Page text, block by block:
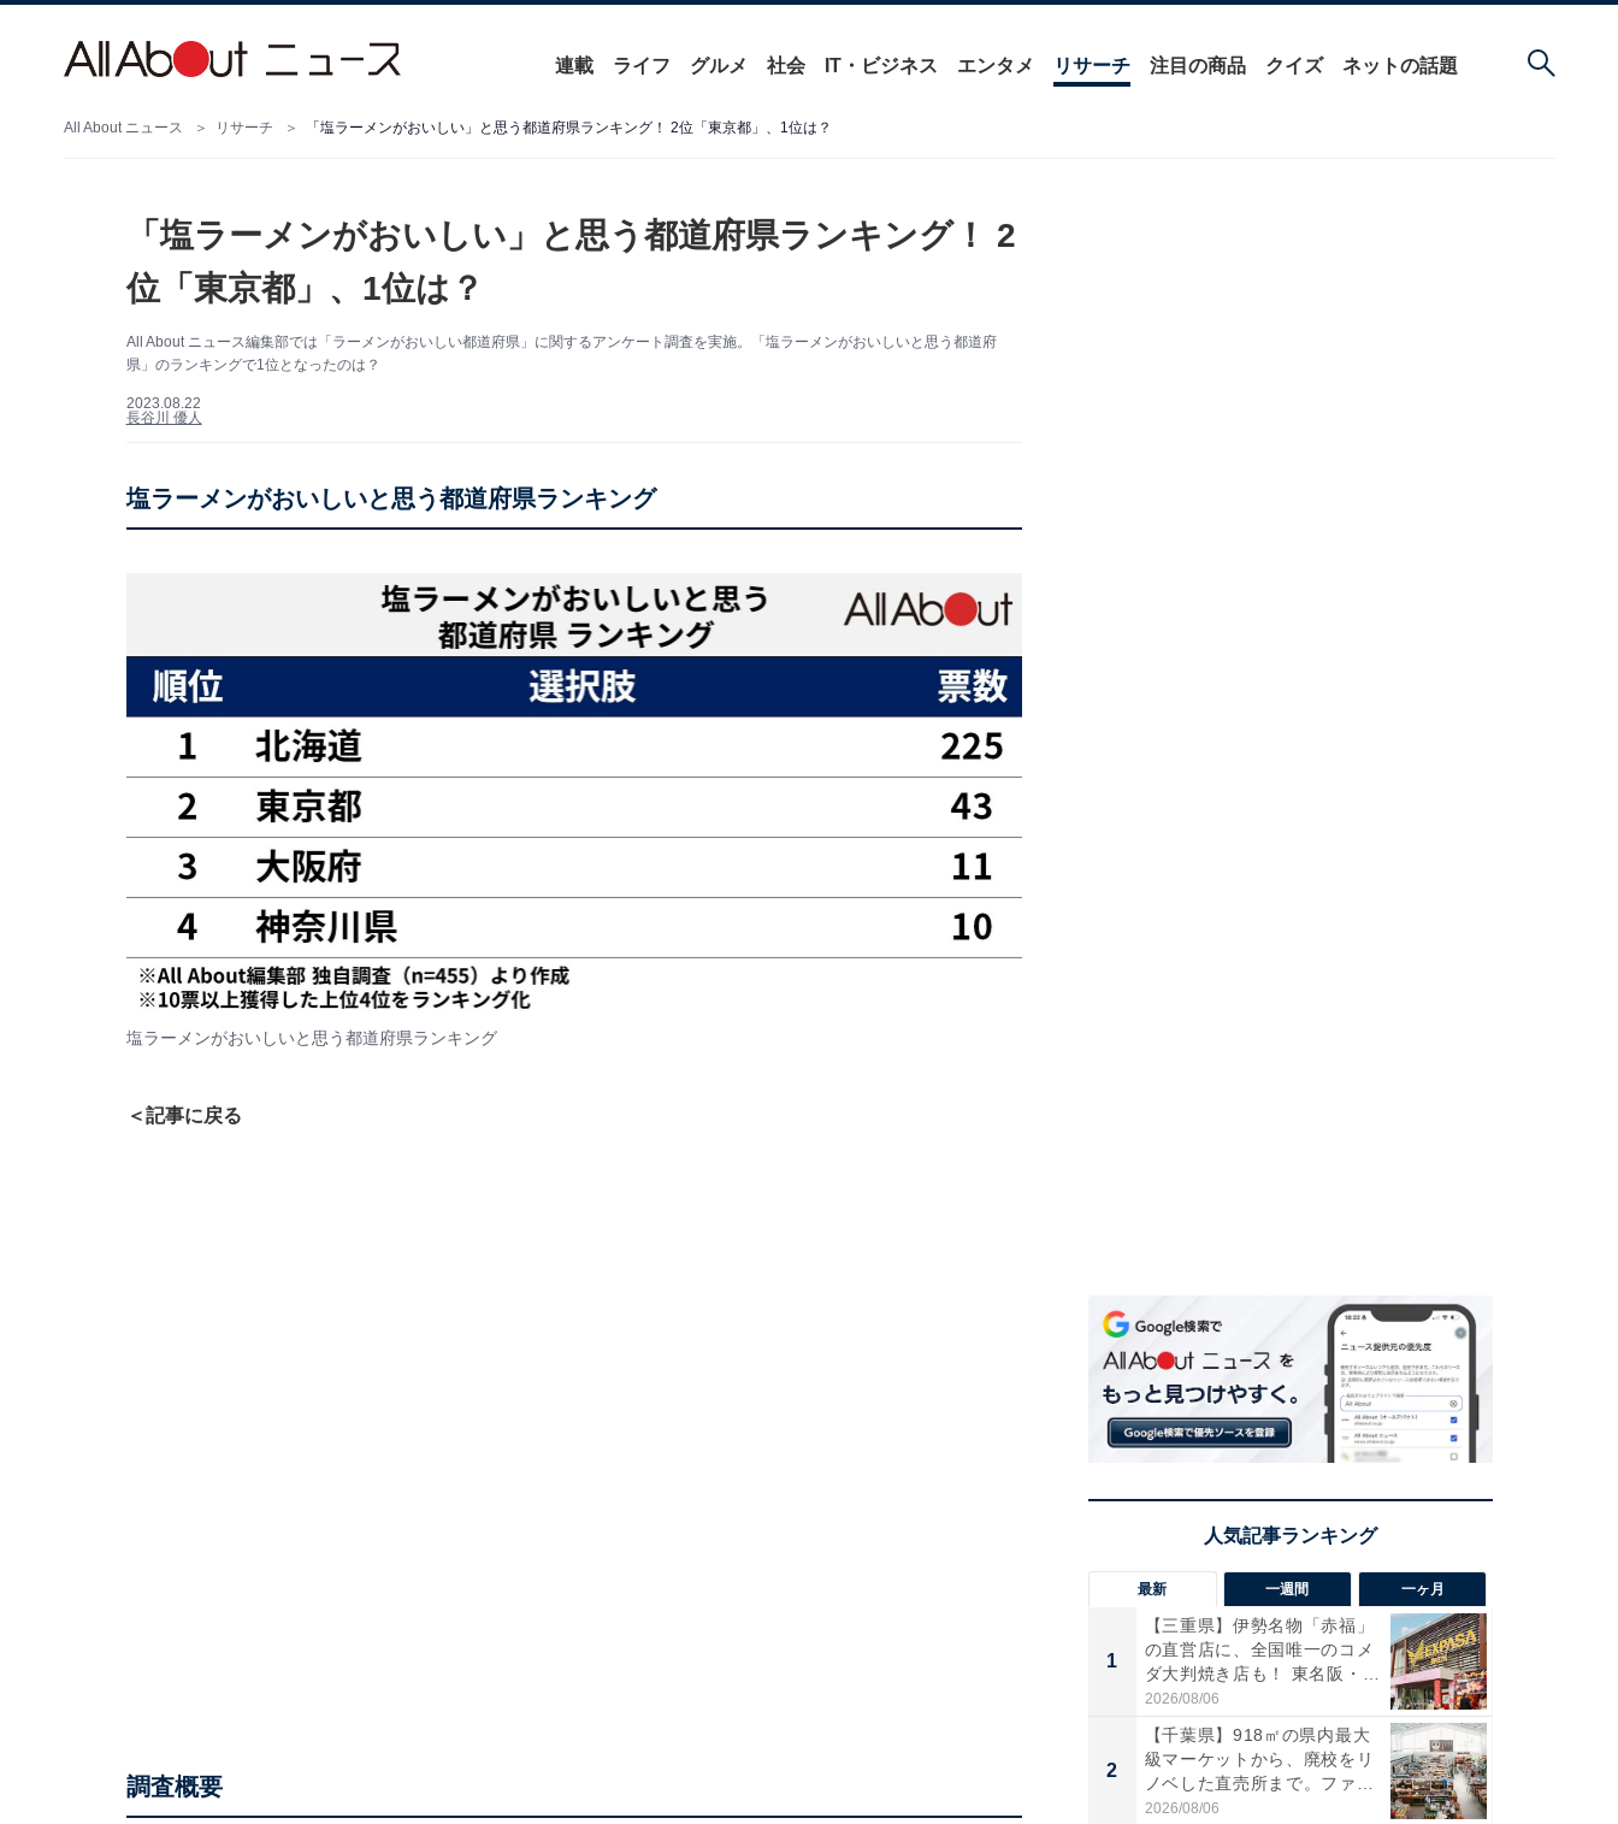
連載 ライフ グルメ 社会 IT・ビジネス エンタメ リサーチ 注目の商品 クイズ ネットの話題
All About ニュース リサーチ 「塩ラーメンがおいしい」と思う都道府県ランキング！ 2位「東京都」、1位は？
「塩ラーメンがおいしい」と思う都道府県ランキング！ 2
位「東京都」、1位は？
All About ニュース編集部では「ラーメンがおいしい都道府県」に関するアンケート調査を実施。「塩ラーメンがおいしいと思う都道府
県」のランキングで1位となったのは？
2023.08.22
長谷川 優人
塩ラーメンがおいしいと思う都道府県ランキング
塩ラーメンがおいしいと思う都道府県ランキング
＜記事に戻る
調査概要
最新 一週間 一ヶ月
1
【三重県】伊勢名物「赤福」
の直営店に、全国唯一のコメ
ダ大判焼き店も！ 東名阪・
伊...
2026/08/06
2
【千葉県】918㎡の県内最大
級マーケットから、廃校をリ
ノベした直売所まで。ファ
ー...
2026/08/06